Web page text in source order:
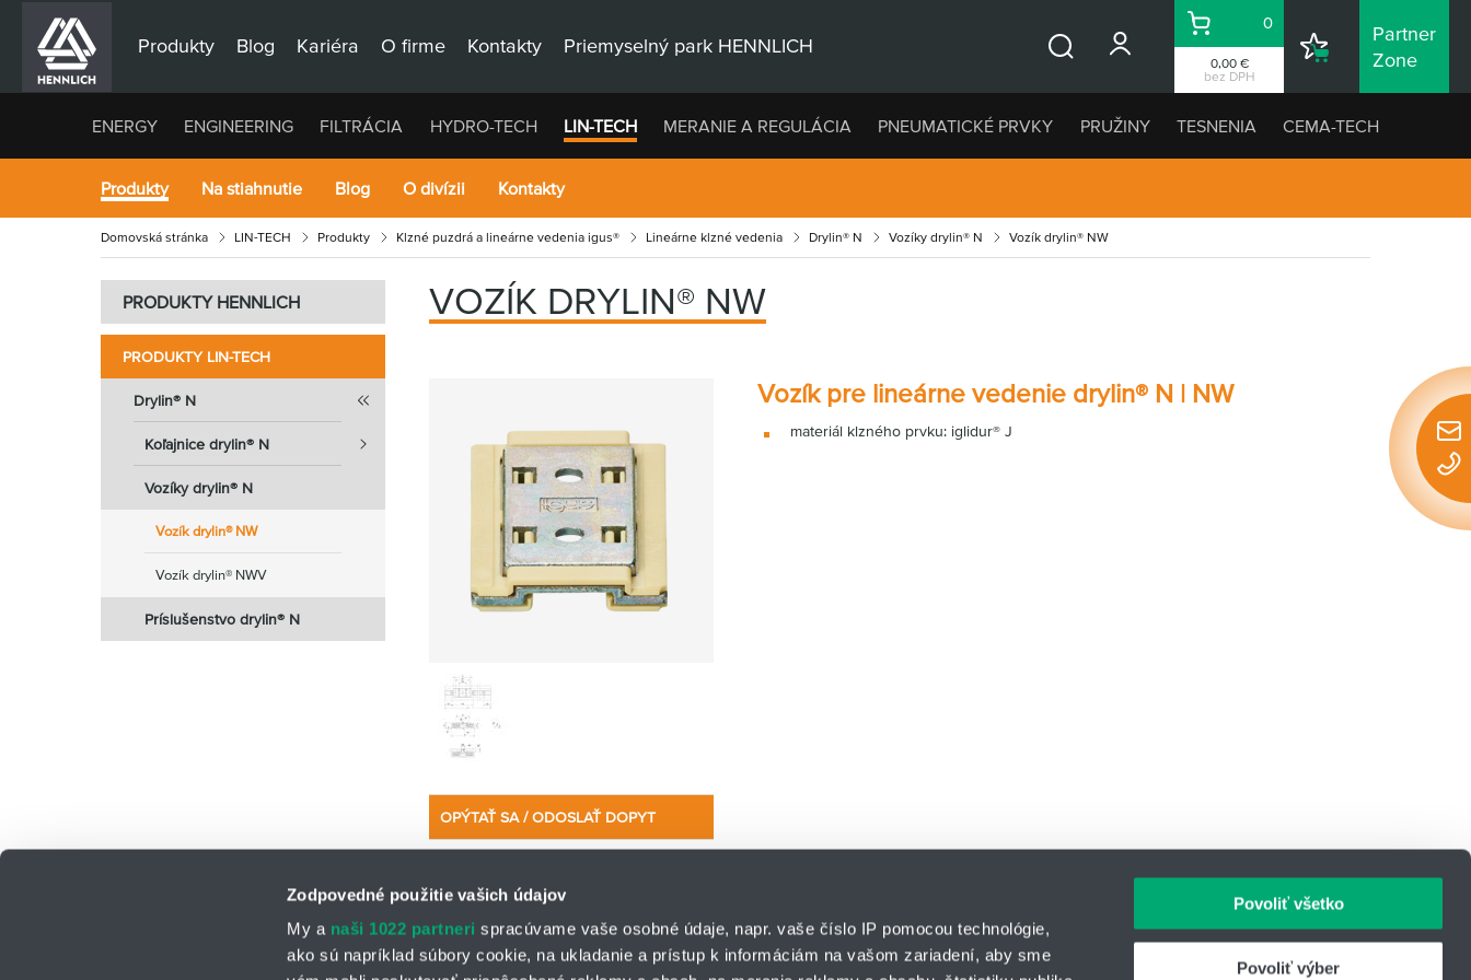
Zodpovedné použitie vašich údajov
My a naši 1022 partneri spracúvame vaše osobné údaje, napr. vaše číslo IP pomocou technológie,
ako sú napríklad súbory cookie, na ukladanie a prístup k informáciám na vašom zariadení, aby sme
Povoliť všetko
Povoliť výber
Produkty Blog Kariéra O firme Kontakty Priemyselný park HENNLICH
0,00 €
bez DPH
Košík
0
Nákupný
Partner
Zone
ENERGY ENGINEERING FILTRÁCIA HYDRO-TECH LIN-TECH MERANIE A REGULÁCIA PNEUMATICKÉ PRVKY PRUŽINY TESNENIA CEMA-TECH
Produkty Na stiahnutie Blog O divízii Kontakty
Domovská stránka LIN-TECH Produkty Klzné puzdrá a lineárne vedenia igus® Lineárne klzné vedenia Drylin® N Vozíky drylin® N Vozík drylin® NW
PRODUKTY HENNLICH
PRODUKTY LIN-TECH
Drylin® N
Koľajnice drylin® N
Vozíky drylin® N
Vozík drylin® NW
Vozík drylin® NWV
Príslušenstvo drylin® N
VOZÍK DRYLIN® NW
OPÝTAŤ SA / ODOSLAŤ DOPYT
Vozík pre lineárne vedenie drylin® N | NW
materiál klzného prvku: iglidur® J